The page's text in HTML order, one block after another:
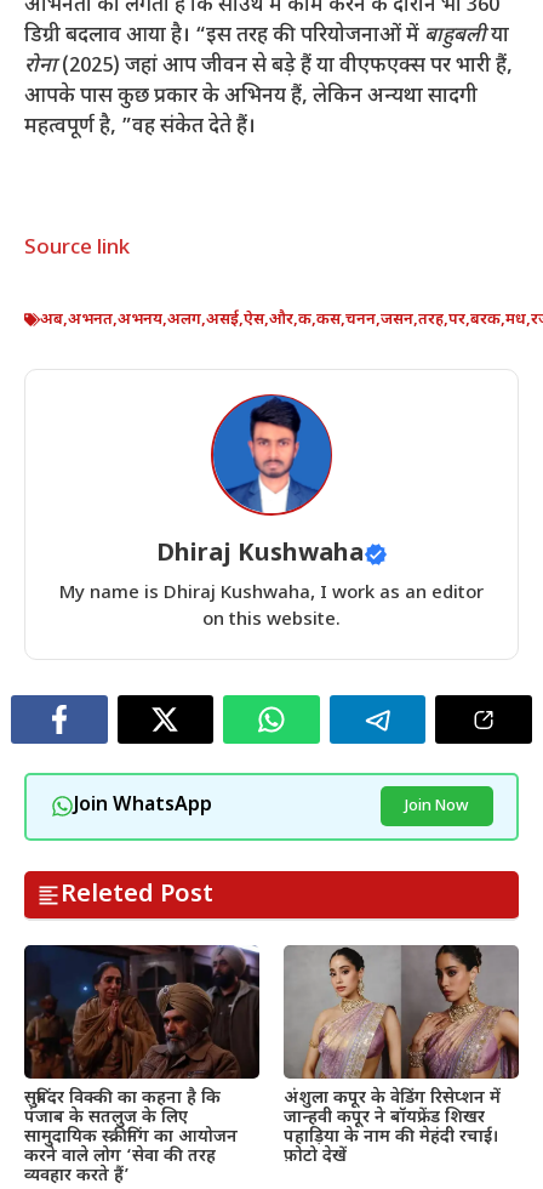
अभिनेता को लगता है कि साउथ में काम करने के दौरान भी 360
डिग्री बदलाव आया है। “इस तरह की परियोजनाओं में बाहुबलीया
रोना(2025) जहां आप जीवन से बड़े हैं या वीएफएक्स पर भारी हैं,
आपके पास कुछ प्रकार के अभिनय हैं, लेकिन अन्यथा सादगी
महत्वपूर्ण है, ”वह संकेत देते हैं।
Source link
अब,अभनत,अभनय,अलग,असई,ऐस,और,क,कस,चनन,जसन,तरह,पर,बरक,मध,
Dhiraj Kushwaha
My name is Dhiraj Kushwaha, I work as an editor
on this website.
Join WhatsApp Join Now
Releted Post
सुबिंदर विक्की का कहना है कि
पंजाब के सतलुज के लिए
सामुदायिक स्क्रीनिंग का आयोजन
करने वाले लोग ‘सेवा की तरह
व्यवहार करते हैं’
अंशुला कपूर के वेडिंग रिसेप्शन में
जान्हवी कपूर ने बॉयफ्रेंड शिखर
पहाड़िया के नाम की मेहंदी रचाई।
फ़ोटो देखें